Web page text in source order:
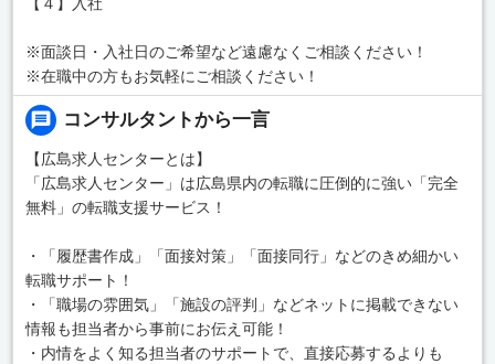
※面談日・入社日のご希望など遠慮なくご相談ください！
※在職中の方もお気軽にご相談ください！
コンサルタントから一言
【広島求人センターとは】
「広島求人センター」は広島県内の転職に圧倒的に強い「完全
無料」の転職支援サービス！
・「履歴書作成」「面接対策」「面接同行」などのきめ細かい
転職サポート！
・「職場の雰囲気」「施設の評判」などネットに掲載できない
情報も担当者から事前にお伝え可能！
・内情をよく知る担当者のサポートで、直接応募するよりも